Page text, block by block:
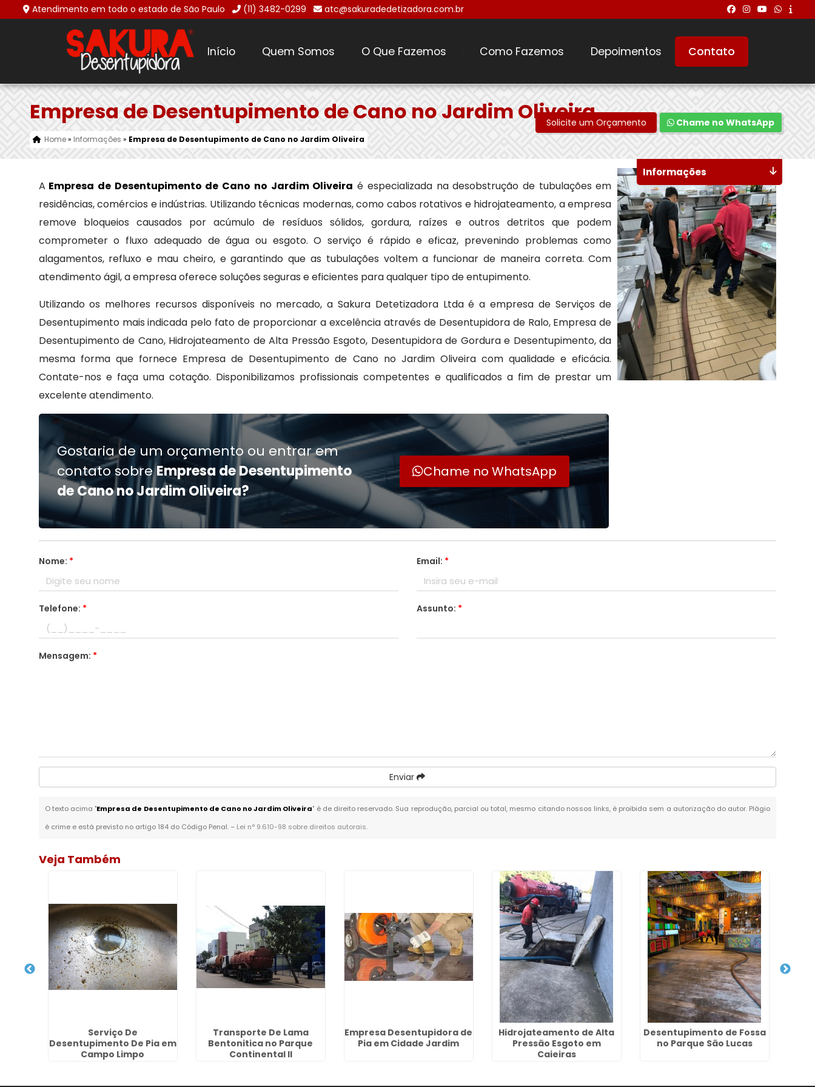
Atendimento em todo o estado de São Paulo (11) 3482-0299 atc@sakuradedetizadora.com.br
Início Quem Somos O Que Fazemos Como Fazemos Depoimentos Contato
Empresa de Desentupimento de Cano no Jardim Oliveira
Home» Informações » Empresa de Desentupimento de Cano no Jardim Oliveira
Solicite um Orçamento Chame no WhatsApp
A Empresa de Desentupimento de Cano no Jardim Oliveira é especializada na desobstrução de tubulações em
residências, comércios e indústrias. Utilizando técnicas modernas, como cabos rotativos e hidrojateamento, a empresa
remove bloqueios causados por acúmulo de resíduos sólidos, gordura, raízes e outros detritos que podem
comprometer o fluxo adequado de água ou esgoto. O serviço é rápido e eficaz, prevenindo problemas como
alagamentos, refluxo e mau cheiro, e garantindo que as tubulações voltem a funcionar de maneira correta. Com
atendimento ágil, a empresa oferece soluções seguras e eficientes para qualquer tipo de entupimento.
Utilizando os melhores recursos disponíveis no mercado, a Sakura Detetizadora Ltda é a empresa de Serviços de
Desentupimento mais indicada pelo fato de proporcionar a excelência através de Desentupidora de Ralo, Empresa de
Desentupimento de Cano, Hidrojateamento de Alta Pressão Esgoto, Desentupidora de Gordura e Desentupimento, da
mesma forma que fornece Empresa de Desentupimento de Cano no Jardim Oliveira com qualidade e eficácia.
Contate-nos e faça uma cotação. Disponibilizamos profissionais competentes e qualificados a fim de prestar um
excelente atendimento.
Gostaria de um orçamento ou entrar em
contato sobreEmpresa de Desentupimento
de Cano no Jardim Oliveira?
Chame no WhatsApp
Nome: * Email: *
Telefone: * Assunto: *
Mensagem: *
Enviar
O texto acima "Empresa de Desentupimento de Cano no Jardim Oliveira" é de direito reservado. Sua reprodução, parcial ou total, mesmo citando nossos links, é proibida sem a autorização do autor. Plágio
é crime e está previsto no artigo 184 do Código Penal. – Lei n° 9.610-98 sobre direitos autorais.
Informações
Veja Também
Serviço De
Desentupimento De Pia em
Campo Limpo
Transporte De Lama
Bentonitica no Parque
Continental II
Empresa Desentupidora de
Pia em Cidade Jardim
Hidrojateamento de Alta
Pressão Esgoto em
Caieiras
Desentupimento de Fossa
no Parque São Lucas